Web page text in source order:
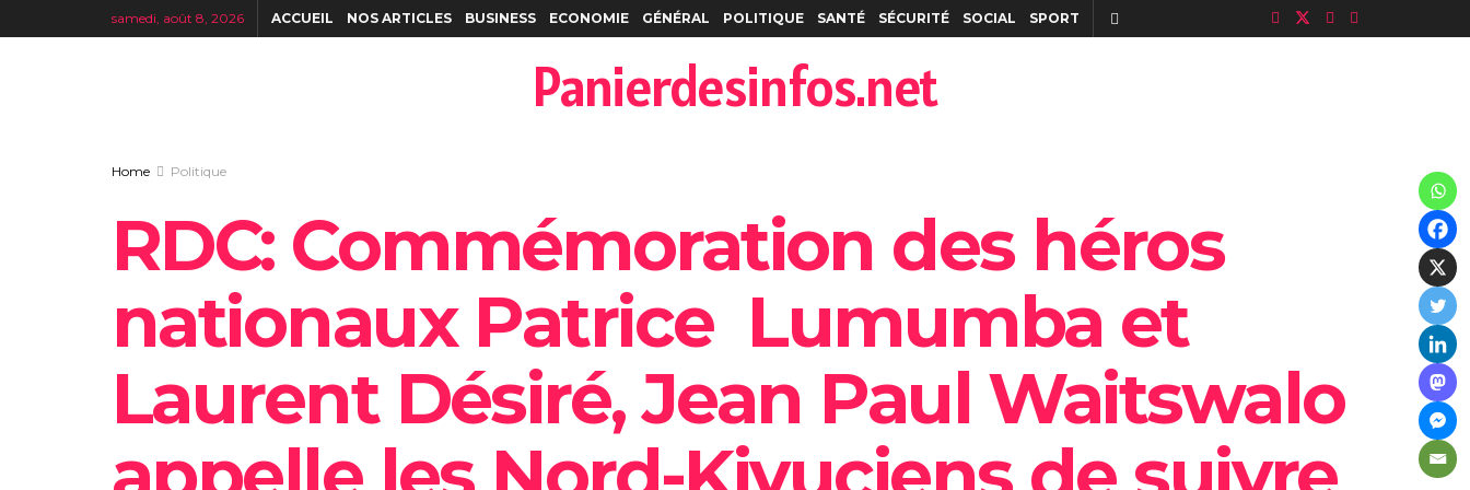
samedi, août 8, 2026 ACCUEIL NOS ARTICLES BUSINESS ECONOMIE GÉNÉRAL POLITIQUE SANTÉ SÉCURITÉ SOCIAL SPORT
Panierdesinfos.net
Home Politique
‎RDC: Commémoration des héros
nationaux Patrice Lumumba et
Laurent Désiré, Jean Paul Waitswalo